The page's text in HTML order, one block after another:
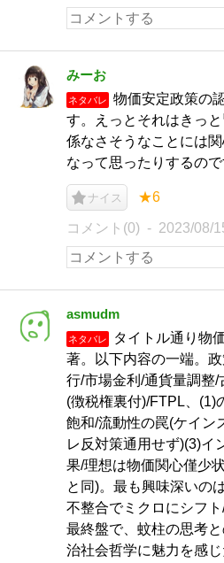
みーお
ネタバレ
物価安定政策の
す。えっとそれはきっ
係なさそうなことには
なって思ったりするので
ナイス ★6
コメント(0) 2023/08/
asmudm
ネタバレ
タイトル通り物
著。以下内容の一端。
行/市場金利/通貨量調整
(徴税権裏付)/FTPL、(1)
飽和/流動性の罠(ケイン
レ反対策通用せず)(3)イ
果/理想は物価関心僅少
と同)。最も興味深いの
不整合でミクロにシフ
最終盤で、蚊柱の思考
治社会哲学に魅力を感